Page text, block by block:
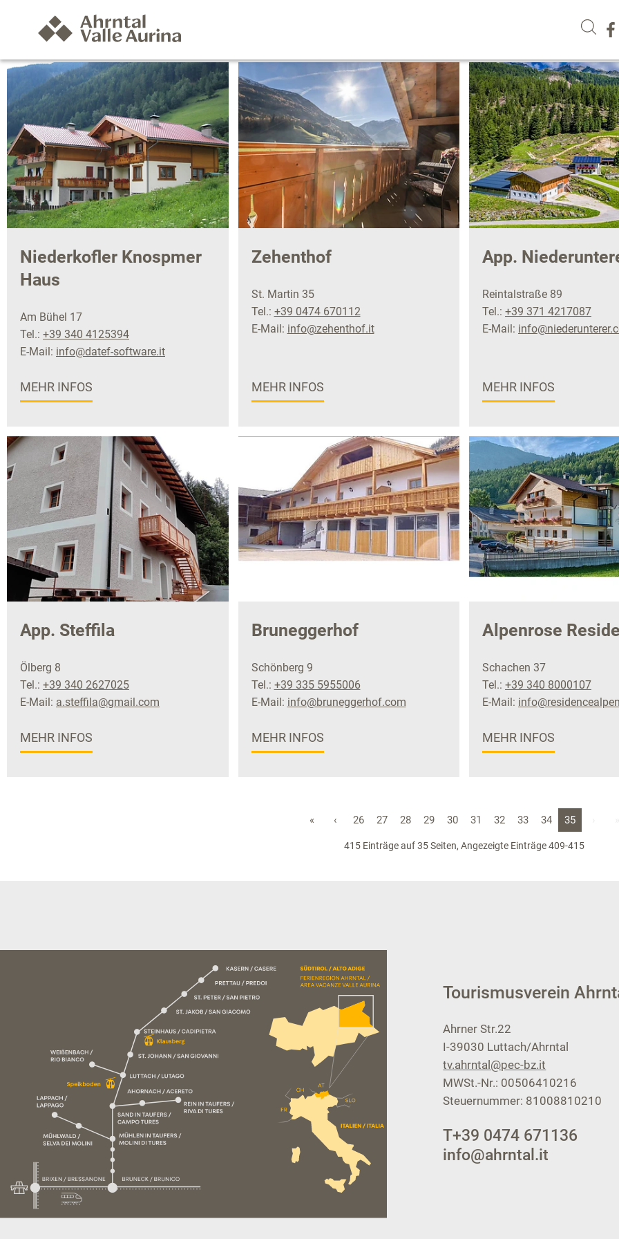
Niederkofler Knospmer
Haus
Am Bühel 17
Tel.: +39 340 4125394
E-Mail: info@datef-software.it
MEHR INFOS
Zehenthof
St. Martin 35
Tel.: +39 0474 670112
E-Mail: info@zehenthof.it
MEHR INFOS
App.
Reintalstraße 89
Tel.: +39 371 4217087
E-Mail:
MEHR INFOS
App. Steffila
Ölberg 8
Tel.: +39 340 2627025
E-Mail: a.steffila@gmail.com
MEHR INFOS
Bruneggerhof
Schönberg 9
Tel.: +39 335 5955006
E-Mail: info@bruneggerhof.com
MEHR INFOS
Alpenrose
Schachen 37
Tel.: +39 340 8000107
E-Mail:
MEHR INFOS
« ‹ 26 27 28 29 30 31 32 33 34 35
415 Einträge auf 35 Seiten, Angezeigte Einträge 409-415
Tourismusverein
Ahrner Str.22
I-39030 Luttach/Ahrntal
tv.ahrntal@pec-bz.it
MWSt.-Nr.: 00506410216
Steuernummer: 81008810210
T+39 0474 671136
info@ahrntal.it